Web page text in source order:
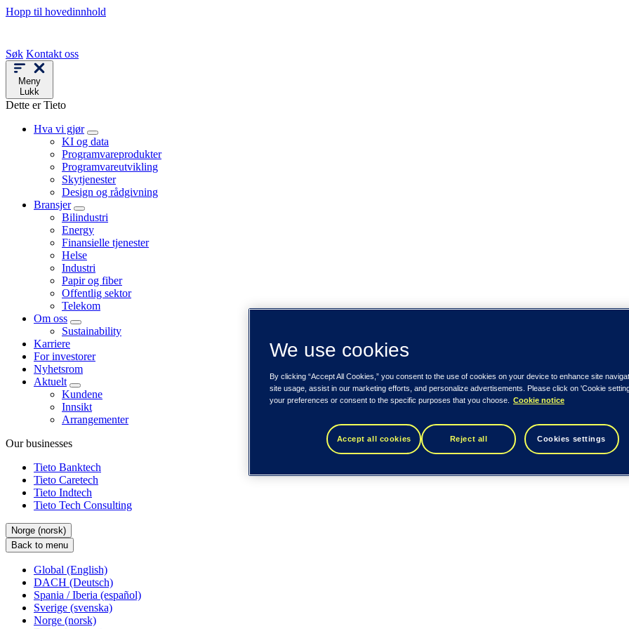
Hopp til hovedinnhold
Søk Kontakt oss
Meny
Lukk
Dette er Tieto
Hva vi gjør
KI og data
Programvareprodukter
Programvareutvikling
Skytjenester
Design og rådgivning
Bransjer
Bilindustri
Energy
Finansielle tjenester
Helse
Industri
Papir og fiber
Offentlig sektor
Telekom
Om oss
Sustainability
Karriere
For investorer
Nyhetsrom
Aktuelt
Kundene
Innsikt
Arrangementer
Our businesses
Tieto Banktech
Tieto Caretech
Tieto Indtech
Tieto Tech Consulting
Norge (norsk)
Back to menu
Global (English)
DACH (Deutsch)
Spania / Iberia (español)
Sverige (svenska)
Norge (norsk)
We use cookies
By clicking “Accept All Cookies,” you consent to the use of cookies on your device to enhance site
site usage, assist in our marketing efforts, and personalize advertisements. Please click on 'Cookie
your preferences or consent to the specific purposes that you choose.
Cookie notice
Accept all cookies Reject all Cookies settings